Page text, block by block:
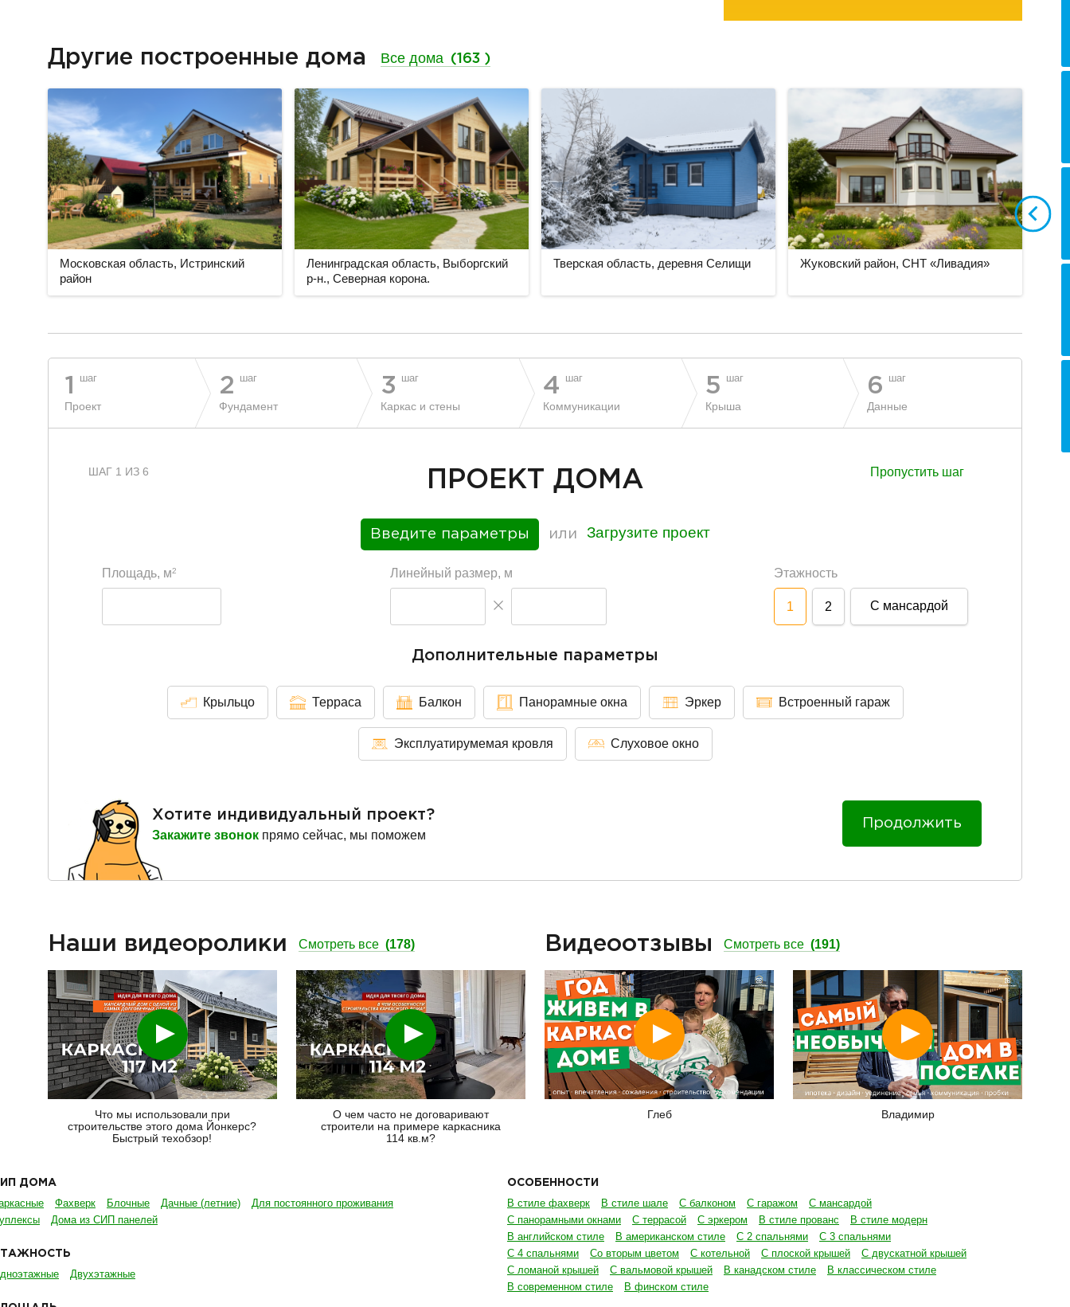
Другие построенные дома Все дома (163 )
Московская область, Истринский
район
Ленинградская область, Выборгский
р-н., Северная корона.
Тверская область, деревня Селищи Жуковский район, СНТ «Ливадия»
1 шаг
Проект
2 шаг
Фундамент
3 шаг
Каркас и стены
4 шаг
Коммуникации
5 шаг
Крыша
6 шаг
Данные
ШАГ 1 ИЗ 6 ПРОЕКТ ДОМА Пропустить шаг
Введите параметры или Загрузите проект
Площадь, м2 Линейный размер, м Этажность
1 2 С мансардой
Дополнительные параметры
Крыльцо Терраса Балкон Панорамные окна Эркер Встроенный гараж
Эксплуатирумемая кровля Слуховое окно
Хотите индивидуальный проект?
Закажите звонок прямо сейчас, мы поможем
Продолжить
Наши видеоролики Смотреть все (178)
Смотреть
Что мы использовали при
строительстве этого дома Йонкерс?
Быстрый техобзор!
Смотреть
О чем часто не договаривают
строители на примере каркасника
114 кв.м?
Видеоотзывы Смотреть все (191)
Смотреть
Глеб
Смотреть
Владимир
ДОМА
Фахверк Блочные Дачные (летние)
Для постоянного проживания
Дома из СИП панелей
Двухэтажные
ОСОБЕННОСТИ
В стиле фахверк В стиле шале С балконом С гаражом
С мансардой
С панорамными окнами
С террасой С эркером В стиле прованс
В стиле модерн
В английском стиле
В американском стиле С 2 спальнями
С 3 спальнями
С 4 спальнями
Со вторым цветом С котельной С плоской крышей
С двускатной крышей
С ломаной крышей
С вальмовой крышей В канадском стиле
В классическом стиле
В современном стиле
В финском стиле